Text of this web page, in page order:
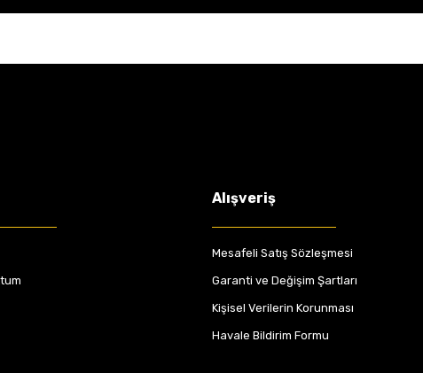
Alışveriş
Mesafeli Satış Sözleşmesi
Garanti ve Değişim Şartları
Kişisel Verilerin Korunması
Havale Bildirim Formu